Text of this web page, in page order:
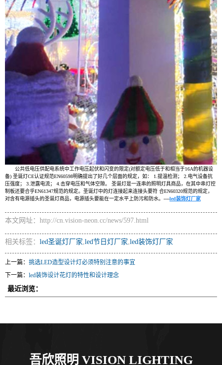
公共低电压供配电系统中工作电压起伏和闪变的限定(对额定电压低于和相当于16A的机器设
备) 圣诞灯CE认证规范EN60598明确提出了好几个层面的规定，如： 1.提温检测； 2.电气设备抗
压强度； 3.泄露电流； 4.击穿电压和气体空隙。 圣诞灯是一连串的照明灯具商品，在其中串灯控
制板还要合乎EN61347规范的规定。圣诞灯中的灯连接起来连接头要符 合EN60320规范的规定，
对含有电源插头的圣诞灯商品，电源插头要能在一定水平上防污和防水。----led装饰灯厂家
本文网址：http://cn.vision-neon.cc/news/597.html
相关标签： led圣诞灯厂家 led节日灯厂家 led装饰灯厂家
上一篇： 挑选LED造型设计灯必须特别注意的事宜
下一篇： led装饰设计花灯的特性和设计理念
最近浏览：
吾欣照明 VISION LIGHTING